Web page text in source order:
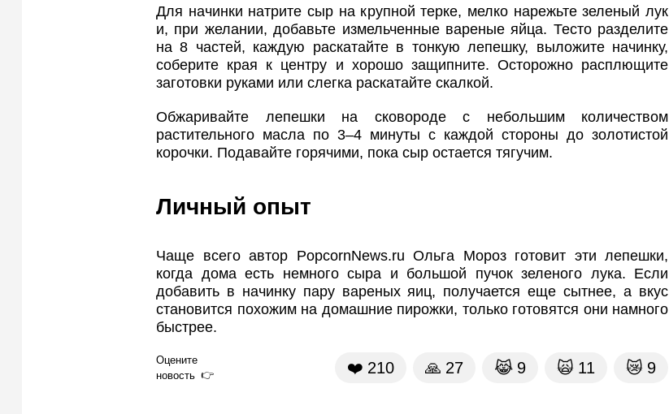
Для начинки натрите сыр на крупной терке, мелко нарежьте зеленый лук
и, при желании, добавьте измельченные вареные яйца. Тесто разделите
на 8 частей, каждую раскатайте в тонкую лепешку, выложите начинку,
соберите края к центру и хорошо защипните. Осторожно расплющите
заготовки руками или слегка раскатайте скалкой.
Обжаривайте лепешки на сковороде с небольшим количеством
растительного масла по 3–4 минуты с каждой стороны до золотистой
корочки. Подавайте горячими, пока сыр остается тягучим.
Личный опыт
Чаще всего автор PopcornNews.ru Ольга Мороз готовит эти лепешки,
когда дома есть немного сыра и большой пучок зеленого лука. Если
добавить в начинку пару вареных яиц, получается еще сытнее, а вкус
становится похожим на домашние пирожки, только готовятся они намного
быстрее.
Оцените
новость
❤️ 210 🙏 27 😹 9 🙀 11 😿 9